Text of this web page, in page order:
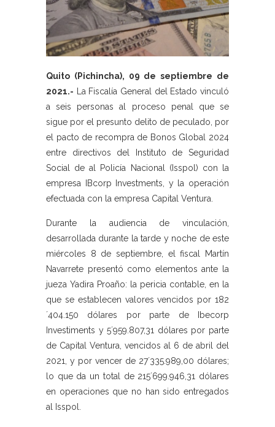
Quito (Pichincha), 09 de septiembre de
2021.- La Fiscalía General del Estado vinculó
a seis personas al proceso penal que se
sigue por el presunto delito de peculado, por
el pacto de recompra de Bonos Global 2024
entre directivos del Instituto de Seguridad
Social de al Policía Nacional (Isspol) con la
empresa IBcorp Investments, y la operación
efectuada con la empresa Capital Ventura.
Durante la audiencia de vinculación,
desarrollada durante la tarde y noche de este
miércoles 8 de septiembre, el fiscal Martín
Navarrete presentó como elementos ante la
jueza Yadira Proaño: la pericia contable, en la
que se establecen valores vencidos por 182
´404.150 dólares por parte de Ibecorp
Investiments y 5´959.807,31 dólares por parte
de Capital Ventura, vencidos al 6 de abril del
2021, y por vencer de 27´335.989,00 dólares;
lo que da un total de 215´699.946,31 dólares
en operaciones que no han sido entregados
al Isspol.